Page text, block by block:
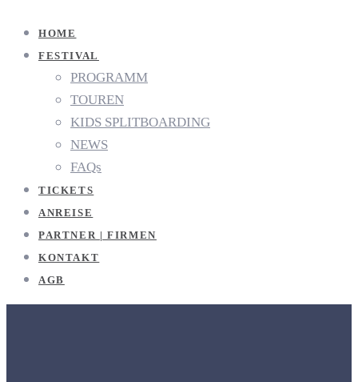
HOME
FESTIVAL
PROGRAMM
TOUREN
KIDS SPLITBOARDING
NEWS
FAQs
TICKETS
ANREISE
PARTNER | FIRMEN
KONTAKT
AGB